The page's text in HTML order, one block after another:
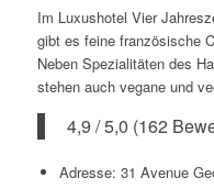
Im Luxushotel Vier
gibt es feine französische
Neben Spezialitäten des
stehen auch vegane und
4,9 / 5,0 (162
Adresse: 31 Avenue